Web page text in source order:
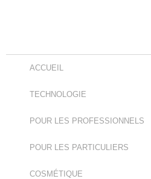
ACCUEIL
TECHNOLOGIE
POUR LES PROFESSIONNELS
POUR LES PARTICULIERS
COSMÉTIQUE